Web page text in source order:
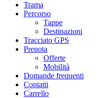
Trama
Percorso
Tappe
Destinazioni
Tracciato GPS
Prenota
Offerte
Mobilità
Domande frequenti
Contatti
Carrello